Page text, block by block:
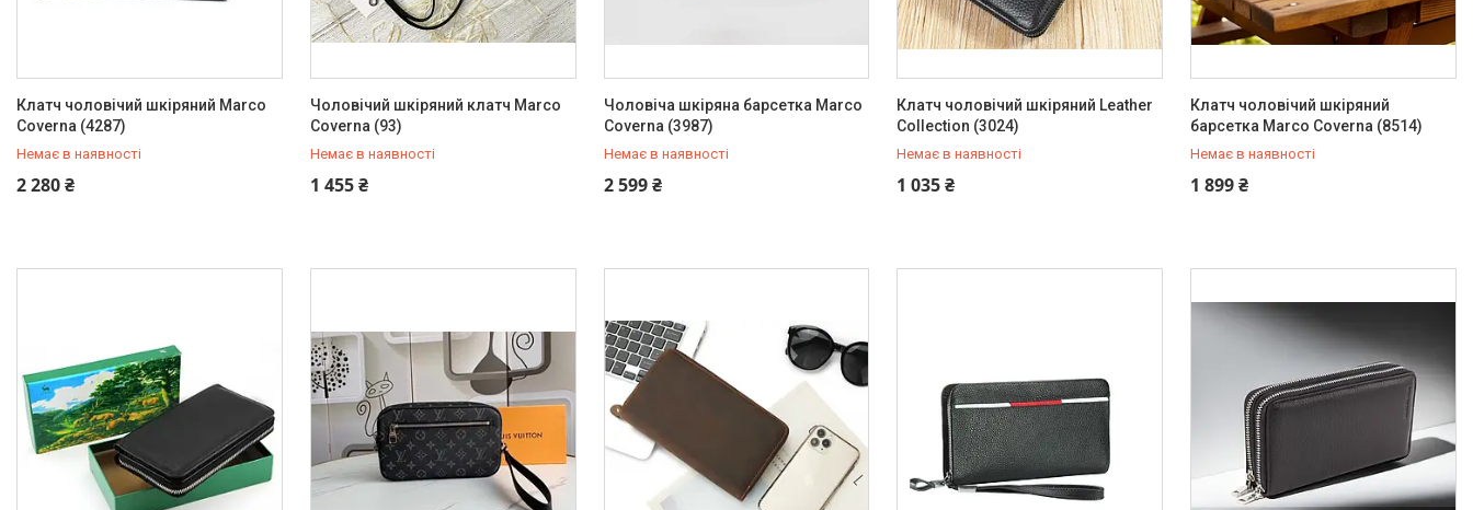
Клатч чоловічий шкіряний Marco
Coverna (4287)
Немає в наявності
2 280 ₴
+380 (93) 342-66-10
Чоловічий шкіряний клатч Marco
Coverna (93)
Немає в наявності
1 455 ₴
+380 (93) 342-66-10
Чоловіча шкіряна барсетка Marco
Coverna (3987)
Немає в наявності
2 599 ₴
+380 (93) 342-66-10
Клатч чоловічий шкіряний Leather
Collection (3024)
Немає в наявності
1 035 ₴
+380 (93) 342-66-10
Клатч чоловічий шкіряний
барсетка Marco Coverna (8514)
Немає в наявності
1 899 ₴
+380 (93) 342-66-10